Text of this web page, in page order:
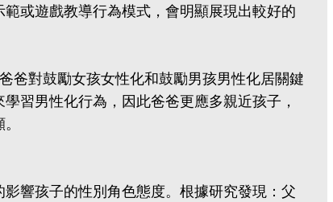
或遊戲教導行為模式，會明顯展現出較好的
爸對鼓勵女孩女性化和鼓勵男孩男性化居關鍵
習男性化行為，因此爸爸更應多親近孩子，
響孩子的性別角色態度。根據研究發現：父